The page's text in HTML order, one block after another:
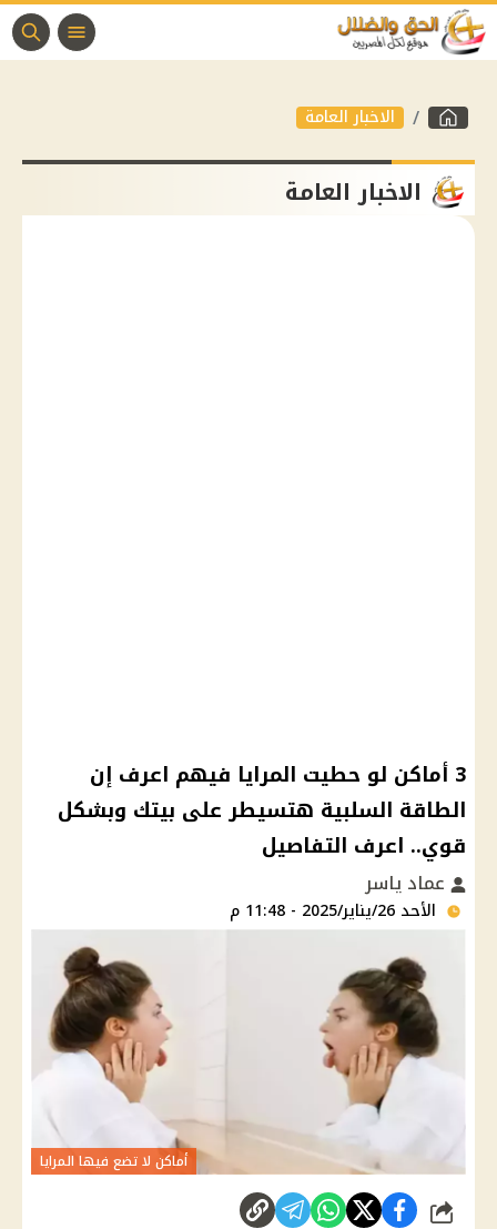
الاخبار العامة
الاخبار العامة
3 أماكن لو حطيت المرايا فيهم اعرف إن
الطاقة السلبية هتسيطر على بيتك وبشكل
قوي.. اعرف التفاصيل
عماد ياسر
الأحد 26/يناير/2025 - 11:48 م
أماكن لا تضع فيها المرايا
شارك